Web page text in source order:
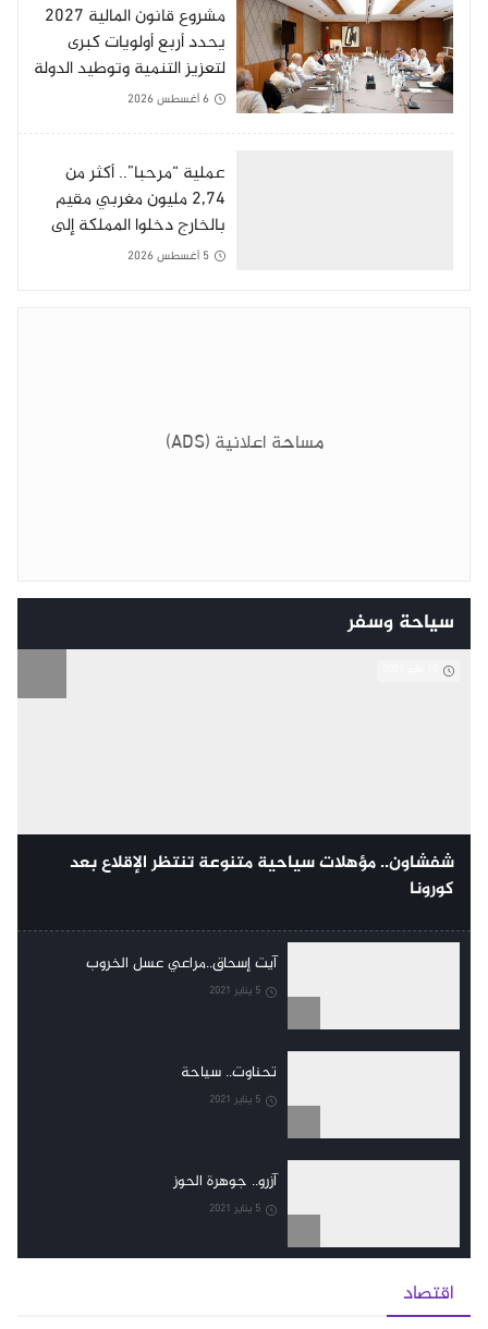
مشروع قانون المالية 2027
يحدد أربع أولويات كبرى
لتعزيز التنمية وتوطيد الدولة
الاجتماعية
6 أغسطس 2026
عملية “مرحبا”.. أكثر من
2,74 مليون مغربي مقيم
بالخارج دخلوا المملكة إلى
غاية 3 غشت
5 أغسطس 2026
مساحة اعلانية (ADS)
سياحة وسفر
شفشاون.. مؤهلات سياحية متنوعة تنتظر الإقلاع بعد
كورونا
آيت إسحاق..مراعي عسل الخروب
5 يناير 2021
تحناوت.. سياحة
5 يناير 2021
آزرو.. جوهرة الحوز
5 يناير 2021
اقتصاد